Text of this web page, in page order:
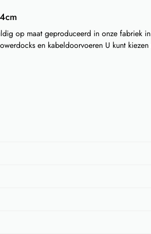
op maat geproduceerd in onze fabriek
en kabeldoorvoeren U kunt